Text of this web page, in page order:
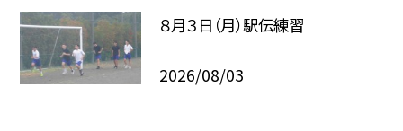
８月３日（月）駅伝練習
2026/08/03